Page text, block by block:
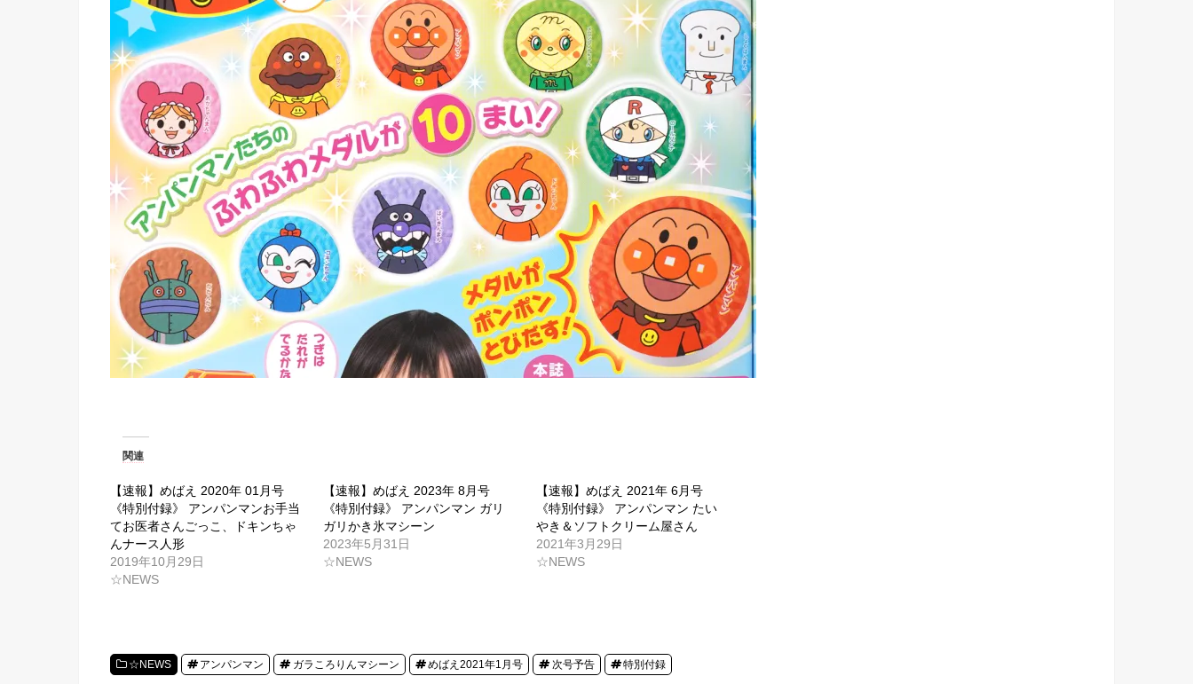
関連
【速報】めばえ 2020年 01月号
《特別付録》 アンパンマンお手当
てお医者さんごっこ、ドキンちゃ
んナース人形
2019年10月29日
☆NEWS
【速報】めばえ 2023年 8月号
《特別付録》 アンパンマン ガリ
ガリかき氷マシーン
2023年5月31日
☆NEWS
【速報】めばえ 2021年 6月号
《特別付録》 アンパンマン たい
やき＆ソフトクリーム屋さん
2021年3月29日
☆NEWS
☆NEWS アンパンマン ガラころりんマシーン めばえ2021年1月号 次号予告 特別付録